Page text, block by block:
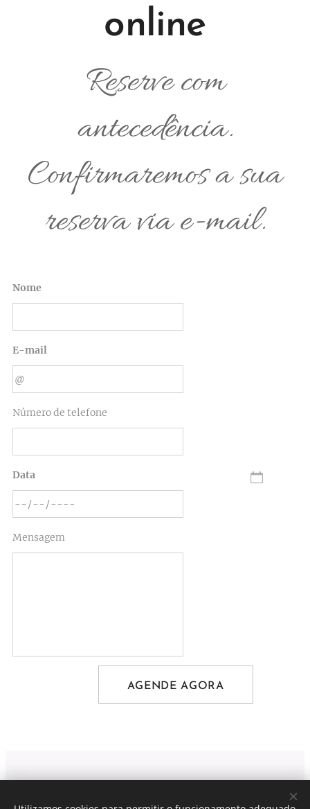
online
Reserve com
antecedência.
Confirmaremos a sua
reserva via e-mail.
Nome
E-mail
Número de telefone
Data
Mensagem
AGENDE AGORA